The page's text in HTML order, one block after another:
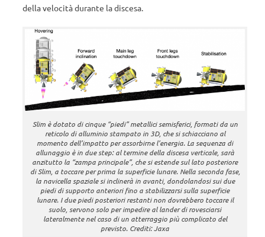
della velocità durante la discesa.
Slim è dotato di cinque “piedi” metallici semisferici, formati da un
reticolo di alluminio stampato in 3D, che si schiacciano al
momento dell’impatto per assorbirne l’energia. La sequenza di
allunaggio è in due step: al termine della discesa verticale, sarà
anzitutto la “zampa principale”, che si estende sul lato posteriore
di Slim, a toccare per prima la superficie lunare. Nella seconda fase,
la navicella spaziale si inclinerà in avanti, dondolandosi sui due
piedi di supporto anteriori fino a stabilizzarsi sulla superficie
lunare. I due piedi posteriori restanti non dovrebbero toccare il
suolo, servono solo per impedire al lander di rovesciarsi
lateralmente nel caso di un atterraggio più complicato del
previsto. Crediti: Jaxa